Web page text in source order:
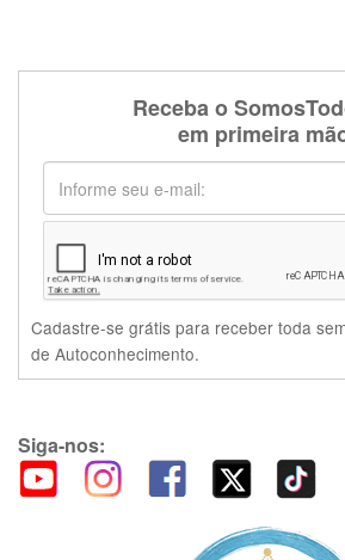
Receba o
em primeira
Cadastre-se grátis para receber toda
de Autoconhecimento.
Siga-nos: